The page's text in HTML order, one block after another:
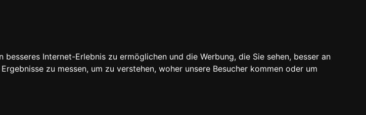
Internet-Erlebnis zu ermöglichen und die Werbung, die Sie sehen, besser an
zu messen, um zu verstehen, woher unsere Besucher kommen oder um